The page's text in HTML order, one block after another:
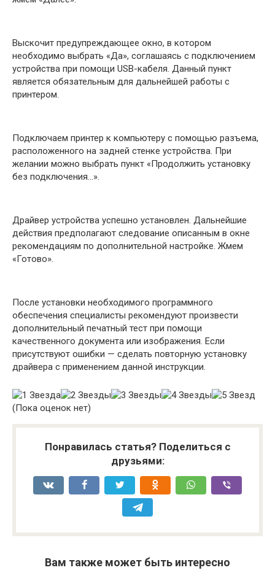
Выскочит предупреждающее окно, в котором
необходимо выбрать «Да», соглашаясь с подключением
устройства при помощи USB-кабеля. Данный пункт
является обязательным для дальнейшей работы с
принтером.
Подключаем принтер к компьютеру с помощью разъема,
расположенного на задней стенке устройства. При
желании можно выбрать пункт «Продолжить установку
без подключения…».
Драйвер устройства успешно установлен. Дальнейшие
действия предполагают следование описанным в окне
рекомендациям по дополнительной настройке. Жмем
«Готово».
После установки необходимого программного
обеспечения специалисты рекомендуют произвести
дополнительный печатный тест при помощи
качественного документа или изображения. Если
присутствуют ошибки — сделать повторную установку
драйвера с применением данной инструкции.
(Пока оценок нет)
Понравилась статья? Поделиться с
друзьями:
Вам также может быть интересно